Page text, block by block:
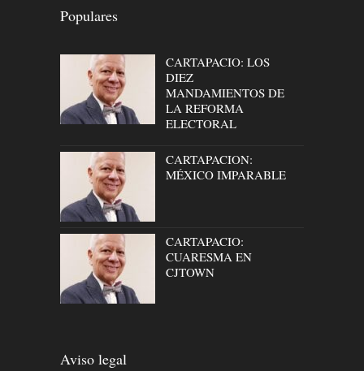
Populares
CARTAPACIO: LOS
DIEZ
MANDAMIENTOS DE
LA REFORMA
ELECTORAL
CARTAPACION:
MÉXICO IMPARABLE
CARTAPACIO:
CUARESMA EN
CJTOWN
Aviso legal